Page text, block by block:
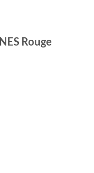
Rouge